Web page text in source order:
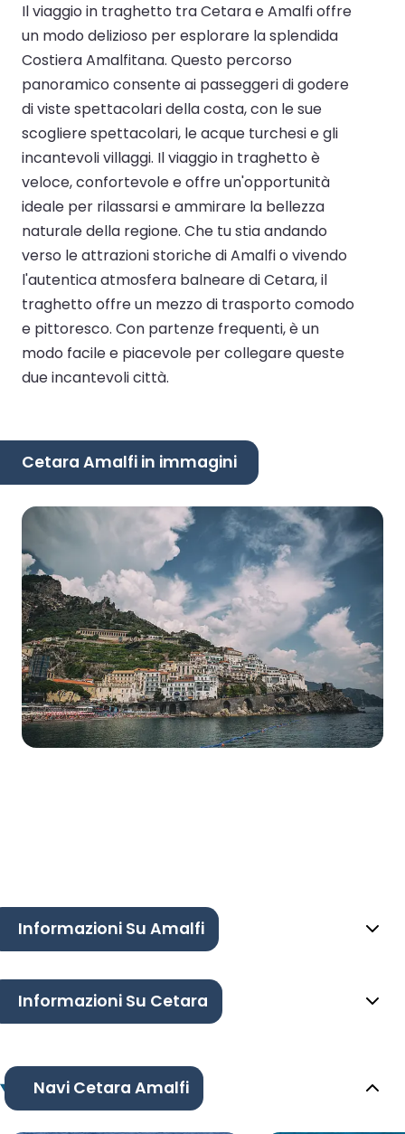
Il viaggio in traghetto tra Cetara e Amalfi offre
un modo delizioso per esplorare la splendida
Costiera Amalfitana. Questo percorso
panoramico consente ai passeggeri di godere
di viste spettacolari della costa, con le sue
scogliere spettacolari, le acque turchesi e gli
incantevoli villaggi. Il viaggio in traghetto è
veloce, confortevole e offre un'opportunità
ideale per rilassarsi e ammirare la bellezza
naturale della regione. Che tu stia andando
verso le attrazioni storiche di Amalfi o vivendo
l'autentica atmosfera balneare di Cetara, il
traghetto offre un mezzo di trasporto comodo
e pittoresco. Con partenze frequenti, è un
modo facile e piacevole per collegare queste
due incantevoli città.
Cetara Amalfi in immagini
Informazioni Su Amalfi
Informazioni Su Cetara
Navi Cetara Amalfi